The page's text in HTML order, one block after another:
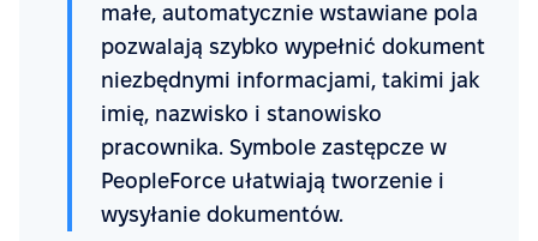
małe, automatycznie wstawiane pola
pozwalają szybko wypełnić dokument
niezbędnymi informacjami, takimi jak
imię, nazwisko i stanowisko
pracownika. Symbole zastępcze w
PeopleForce ułatwiają tworzenie i
wysyłanie dokumentów.